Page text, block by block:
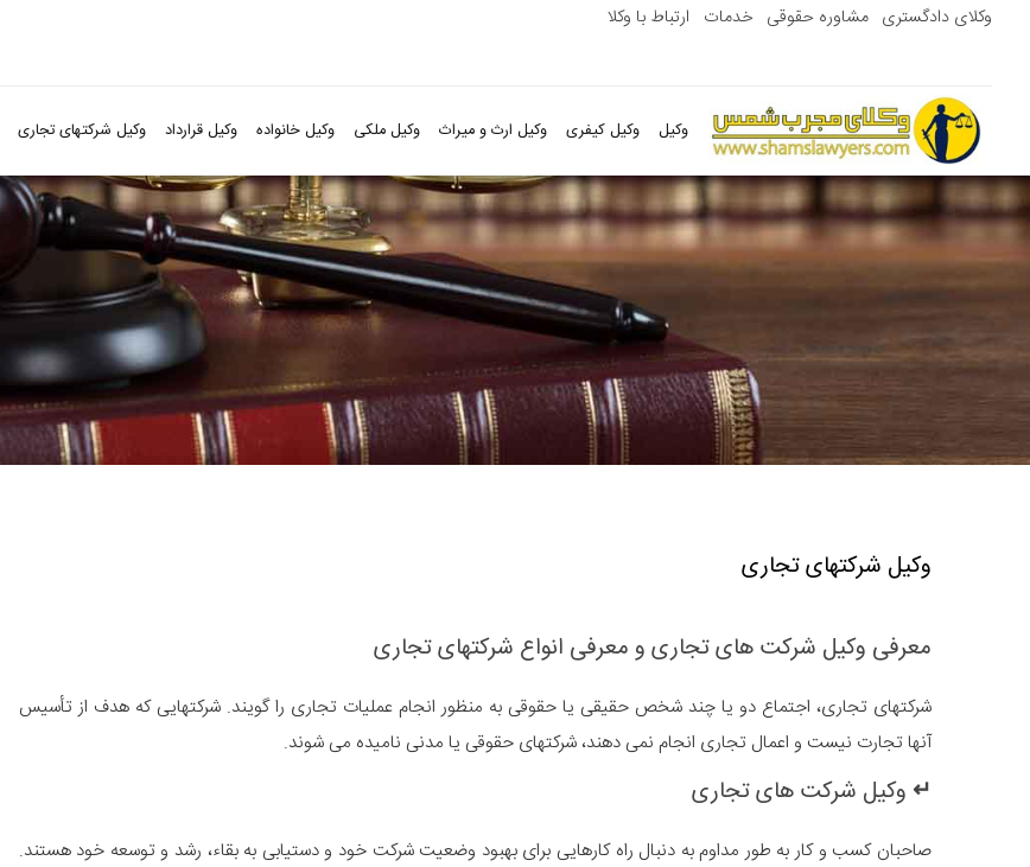
وکلای دادگستری مشاوره حقوقی خدمات ارتباط با وکلا
وکیل وکیل کیفری وکیل ارث و میراث وکیل ملکی وکیل خانواده وکیل قرارداد وکیل شرکتهای تجاری
وکیل شرکتهای تجاری
معرفی وکیل شرکت های تجاری و معرفی انواع شرکتهای تجاری
شرکتهای تجاری، اجتماع دو یا چند شخص حقیقی یا حقوقی به منظور انجام عملیات تجاری را گویند. شرکتهایی که هدف از تأسیس
آنها تجارت نیست و اعمال تجاری انجام نمی دهند، شرکتهای حقوقی یا مدنی نامیده می شوند.
↵ وکیل شرکت های تجاری
صاحبان کسب و کار به طور مداوم به دنبال راه کارهایی برای بهبود وضعیت شرکت خود و دستیابی به بقاء، رشد و توسعه خود هستند.